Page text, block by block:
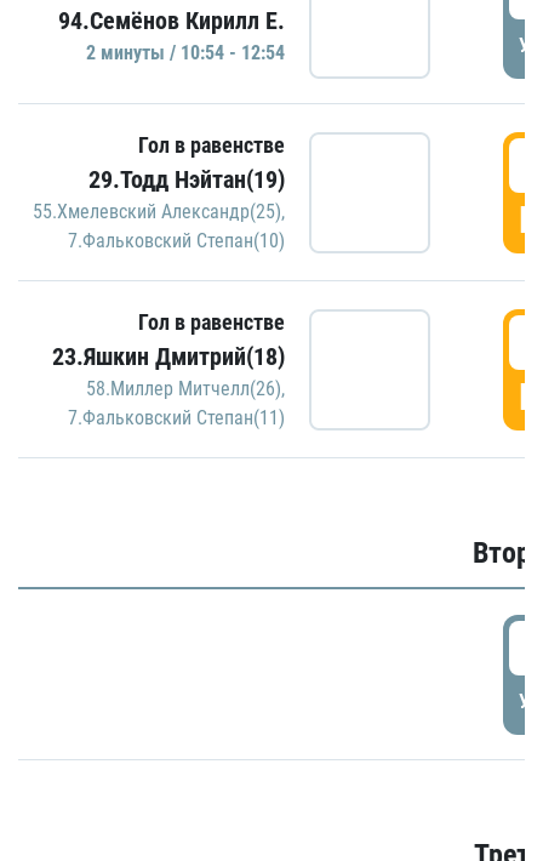
94.Семёнов Кирилл Е.
2 минуты / 10:54 - 12:54
Гол в равенстве
29.Тодд Нэйтан(19)
55.Хмелевский Александр(25),
7.Фальковский Степан(10)
Гол в равенстве
23.Яшкин Дмитрий(18)
58.Миллер Митчелл(26),
7.Фальковский Степан(11)